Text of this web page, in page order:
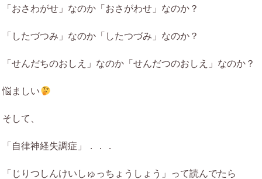
「おさわがせ」なのか「おさがわせ」なのか？
「したづつみ」なのか「したつづみ」なのか？
「せんだちのおしえ」なのか「せんだつのおしえ」なのか？
悩ましい
そして、
「自律神経失調症」．．．
「じりつしんけいしゅっちょうしょう」って読んでたら